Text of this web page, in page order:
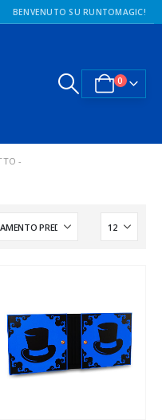
BENVENUTO SU RUNTOMAGIC!
0
-